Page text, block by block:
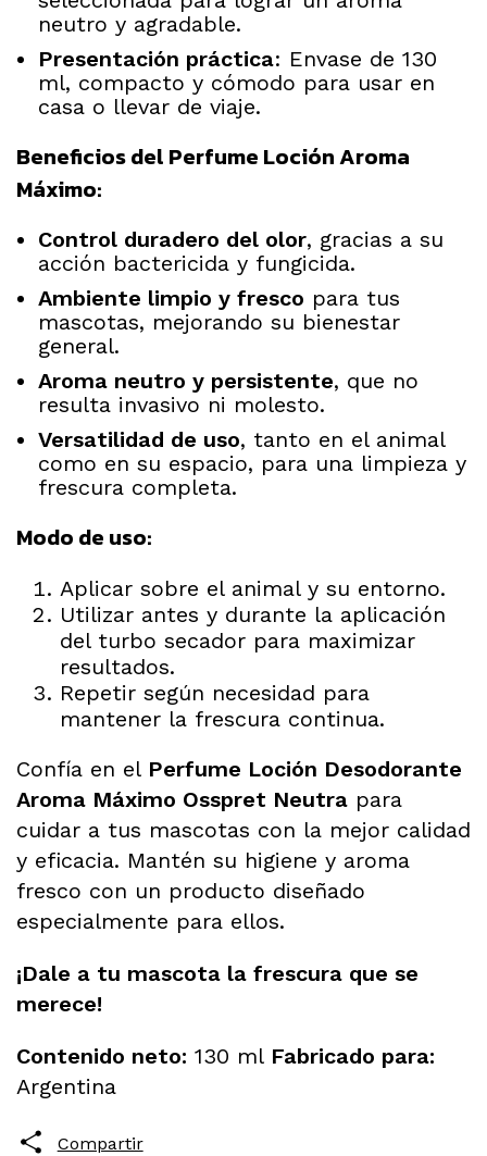
neutro y agradable.
Presentación práctica: Envase de 130
ml, compacto y cómodo para usar en
casa o llevar de viaje.
Beneficios del Perfume Loción Aroma
Máximo:
Control duradero del olor, gracias a su
acción bactericida y fungicida.
Ambiente limpio y fresco para tus
mascotas, mejorando su bienestar
general.
Aroma neutro y persistente, que no
resulta invasivo ni molesto.
Versatilidad de uso, tanto en el animal
como en su espacio, para una limpieza y
frescura completa.
Modo de uso:
Aplicar sobre el animal y su entorno.
Utilizar antes y durante la aplicación
del turbo secador para maximizar
resultados.
Repetir según necesidad para
mantener la frescura continua.
Confía en el Perfume Loción Desodorante
Aroma Máximo Osspret Neutra para
cuidar a tus mascotas con la mejor calidad
y eficacia. Mantén su higiene y aroma
fresco con un producto diseñado
especialmente para ellos.
¡Dale a tu mascota la frescura que se
merece!
Contenido neto: 130 ml Fabricado para:
Argentina
Compartir